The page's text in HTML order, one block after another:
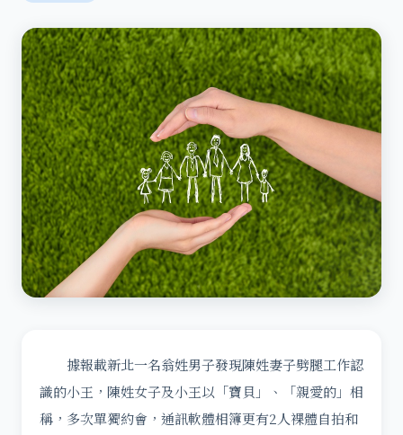
據報載新北一名翁姓男子發現陳姓妻子劈腿工作認
識的小王，陳姓女子及小王以「寶貝」、「親愛的」相
稱，多次單獨約會，通訊軟體相簿更有2人裸體自拍和